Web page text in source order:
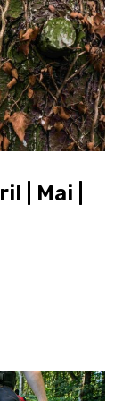
| Mai |